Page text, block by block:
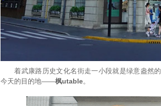
着武康路历史文化名街走一小段就是绿意盎然
今天的目的地——枫utable。